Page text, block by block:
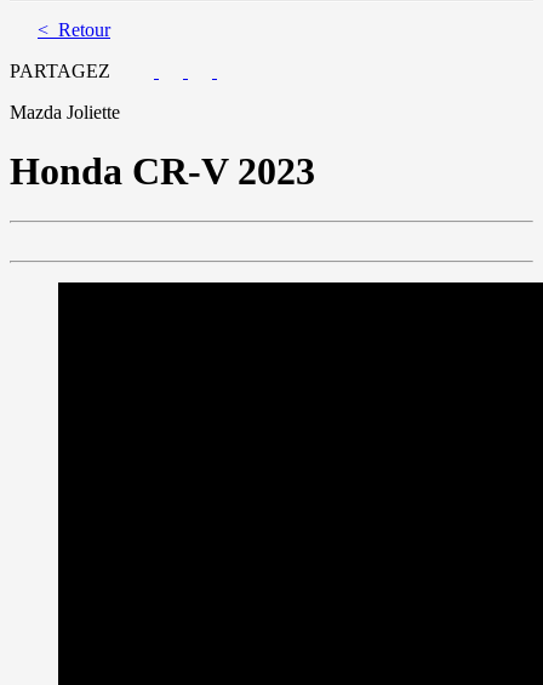
< Retour
PARTAGEZ
Mazda Joliette
Honda CR-V 2023